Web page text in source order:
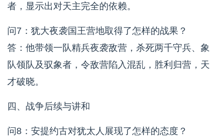
者，显示出对天主完全的依赖。
问7：犹大夜袭国王营地取得了怎样的战果？
答：他带领一队精兵夜袭敌营，杀死两千守兵、象
队领队及驭象者，令敌营陷入混乱，胜利归营，天
才破晓。
四、战争后续与讲和
问8：安提约古对犹太人展现了怎样的态度？